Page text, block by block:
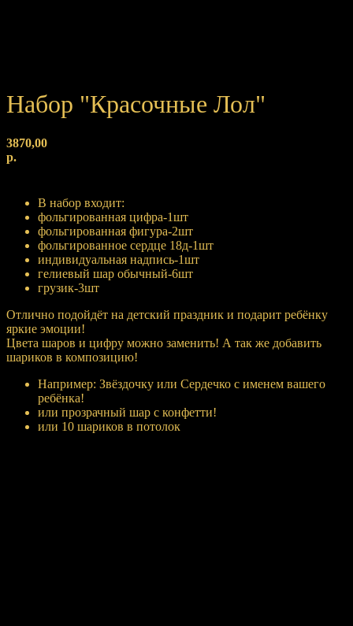
Набор "Красочные Лол"
3870,00
р.
В набор входит:
фольгированная цифра-1шт
фольгированная фигура-2шт
фольгированное сердце 18д-1шт
индивидуальная надпись-1шт
гелиевый шар обычный-6шт
грузик-3шт
Отлично подойдёт на детский праздник и подарит ребёнку
яркие эмоции!
Цвета шаров и цифру можно заменить! А так же добавить
шариков в композицию!
Например: Звёздочку или Сердечко с именем вашего
ребёнка!
или прозрачный шар с конфетти!
или 10 шариков в потолок